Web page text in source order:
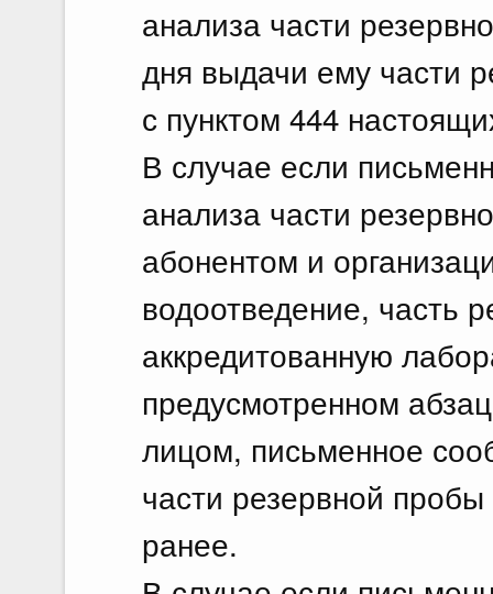
анализа части
дня выдачи ему части
с пунктом 444
В случае если
анализа части
абонентом и
водоотведение, часть
аккредитованную
предусмотренном
лицом, письменное
части резервной
ранее.